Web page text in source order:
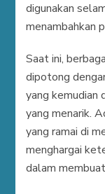
digunakan
menambahkan
Saat ini,
dipotong
yang kemudian
yang menarik.
yang ramai di
menghargai
dalam